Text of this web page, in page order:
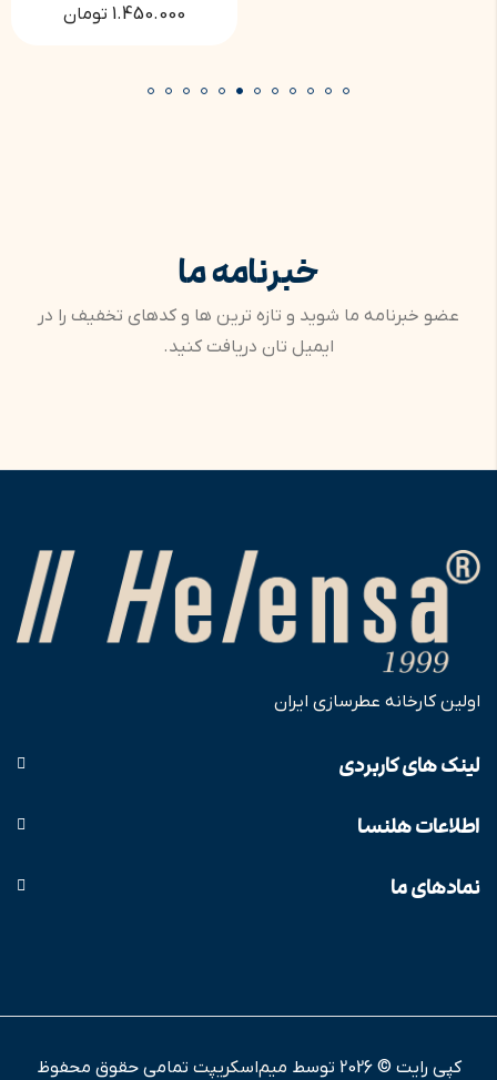
1.450.000 تومان
خبرنامه ما
عضو خبرنامه ما شوید و تازه ترین ها و کدهای تخفیف را در
ایمیل تان دریافت کنید.
اولین کارخانه عطرسازی ایران
لینک های کاربردی
اطلاعات هلنسا
نمادهای ما
کپی رایت © 2026 توسط میم‌اسکریپت تمامی حقوق محفوظ